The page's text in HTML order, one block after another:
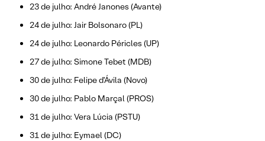
23 de julho: André Janones (Avante)
24 de julho: Jair Bolsonaro (PL)
24 de julho: Leonardo Péricles (UP)
27 de julho: Simone Tebet (MDB)
30 de julho: Felipe d’Ávila (Novo)
30 de julho: Pablo Marçal (PROS)
31 de julho: Vera Lúcia (PSTU)
31 de julho: Eymael (DC)